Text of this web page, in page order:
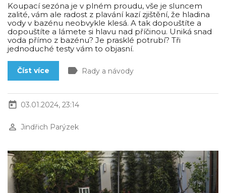
Koupací sezóna je v plném proudu, vše je sluncem
zalité, vám ale radost z plavání kazí zjištění, že hladina
vody v bazénu neobvykle klesá. A tak dopouštíte a
dopouštíte a lámete si hlavu nad příčinou. Uniká snad
voda přímo z bazénu? Je prasklé potrubí? Tři
jednoduché testy vám to objasní.
Číst více label Rady a návody
today 03.01.2024, 23:14
perm_identity Jindřich Parýzek